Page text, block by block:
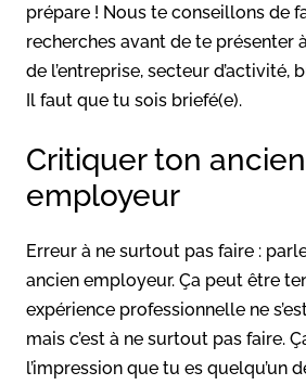
prépare ! Nous te conseillons de
recherches avant de te présenter
de l’entreprise, secteur d’activité,
Il faut que tu sois briefé(e).
Critiquer ton ancien
employeur
Erreur à ne surtout pas faire :
ancien employeur. Ça peut être
expérience professionnelle ne
mais c’est à ne surtout pas faire.
l’impression que tu es quelqu’un